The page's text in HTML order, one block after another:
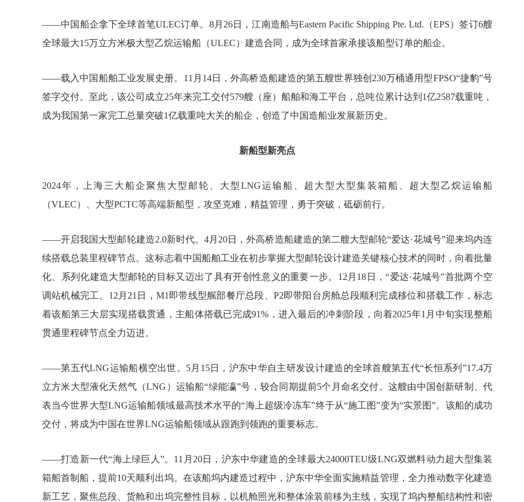
——中国船企拿下全球首笔ULEC订单。8月26日，江南造船与Eastern Pacific Shipping Pte. Ltd.（EPS）签订6艘
全球最大15万立方米极大型乙烷运输船（ULEC）建造合同，成为全球首家承接该船型订单的船企。
——载入中国船舶工业发展史册。11月14日，外高桥造船建造的第五艘世界独创230万桶通用型FPSO“捷豹”号
签字交付。至此，该公司成立25年来完工交付579艘（座）船舶和海工平台，总吨位累计达到1亿2587载重吨，
成为我国第一家完工总量突破1亿载重吨大关的船企，创造了中国造船业发展新历史。
新船型新亮点
2024年，上海三大船企聚焦大型邮轮、大型LNG运输船、超大型大型集装箱船、超大型乙烷运输船
（VLEC）、大型PCTC等高端新船型，攻坚克难，精益管理，勇于突破，砥砺前行。
——开启我国大型邮轮建造2.0新时代。4月20日，外高桥造船建造的第二艘大型邮轮“爱达·花城号”迎来坞内连
续搭载总装里程碑节点。这标志着中国船舶工业在初步掌握大型邮轮设计建造关键核心技术的同时，向着批量
化、系列化建造大型邮轮的目标又迈出了具有开创性意义的重要一步。12月18日，“爱达·花城号”首批两个空
调站机械完工。12月21日，M1即带线型艉部餐厅总段、P2即带阳台房舱总段顺利完成移位和搭载工作，标志
着该船第三大层实现搭载贯通，主船体搭载已完成91%，进入最后的冲刺阶段，向着2025年1月中旬实现整船
贯通里程碑节点全力迈进。
——第五代LNG运输船横空出世。5月15日，沪东中华自主研发设计建造的全球首艘第五代“长恒系列”17.4万
立方米大型液化天然气（LNG）运输船“绿能瀛”号，较合同期提前5个月命名交付。这艘由中国创新研制、代
表当今世界大型LNG运输船领域最高技术水平的“海上超级冷冻车”终于从“施工图”变为“实景图”。该船的成功
交付，将成为中国在世界LNG运输船领域从跟跑到领跑的重要标志。
——打造新一代“海上绿巨人”。11月20日，沪东中华建造的全球最大24000TEU级LNG双燃料动力超大型集装
箱船首制船，提前10天顺利出坞。在该船坞内建造过程中，沪东中华全面实施精益管理，全力推动数字化建造
新工艺，聚焦总段、货舱和出坞完整性目标，以机舱照光和整体涂装前移为主线，实现了坞内整船结构性和密